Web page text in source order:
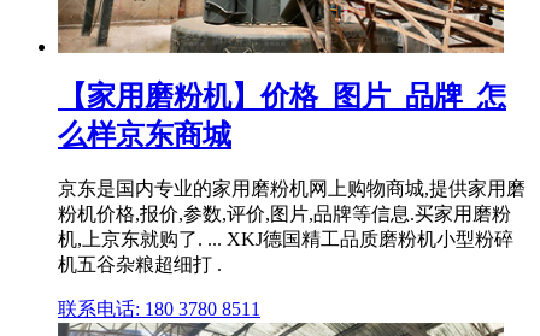
【家用磨粉机】价格_图片_品牌_怎
么样京东商城
京东是国内专业的家用磨粉机网上购物商城,提供家用磨
粉机价格,报价,参数,评价,图片,品牌等信息.买家用磨粉
机,上京东就购了. ... XKJ德国精工品质磨粉机小型粉碎
机五谷杂粮超细打 .
联系电话: 180 3780 8511